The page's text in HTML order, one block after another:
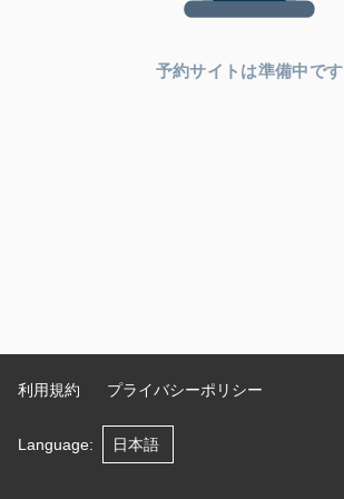
予約サイトは準備中です
利用規約 プライバシーポリシー
Language: